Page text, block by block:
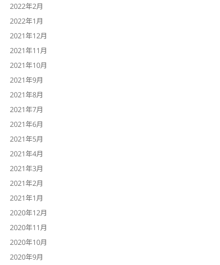
2022年2月
2022年1月
2021年12月
2021年11月
2021年10月
2021年9月
2021年8月
2021年7月
2021年6月
2021年5月
2021年4月
2021年3月
2021年2月
2021年1月
2020年12月
2020年11月
2020年10月
2020年9月